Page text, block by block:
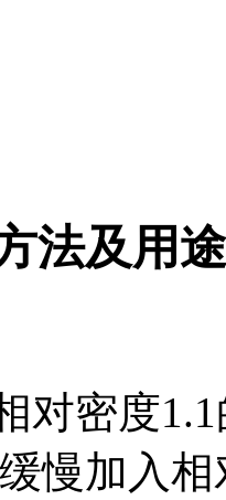
法及用途
对密度
慢加入